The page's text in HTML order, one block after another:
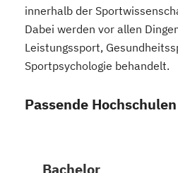
innerhalb der
Dabei werden vor allen
Leistungssport,
Sportpsychologie behandelt.
Passende
Bachelor